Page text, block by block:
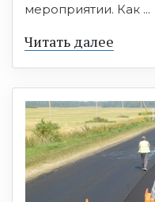
мероприятии. Как ...
Читать далее